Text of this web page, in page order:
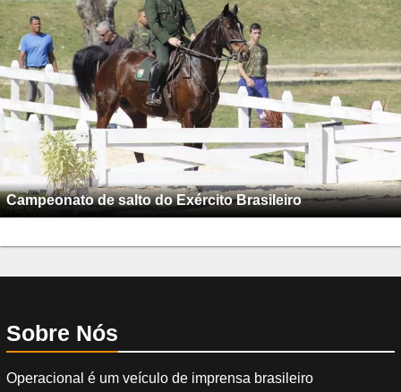
Campeonato de salto do Exército Brasileiro
Sobre Nós
Operacional é um veículo de imprensa brasileiro